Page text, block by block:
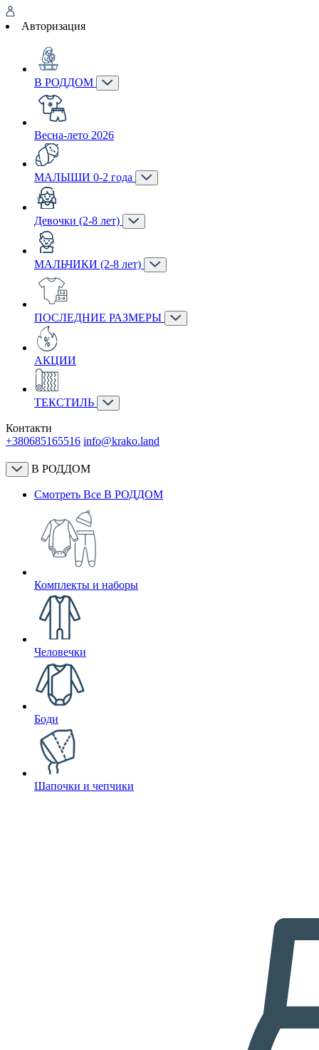
Авторизация
В РОДДОМ
Весна-лето 2026
МАЛЫШИ 0-2 года
Девочки (2-8 лет)
МАЛЬЧИКИ (2-8 лет)
ПОСЛЕДНИЕ РАЗМЕРЫ
АКЦИИ
ТЕКСТИЛЬ
Контакти
+380685165516 info@krako.land
В РОДДОМ
Смотреть Все В РОДДОМ
Комплекты и наборы
Человечки
Боди
Шапочки и чепчики